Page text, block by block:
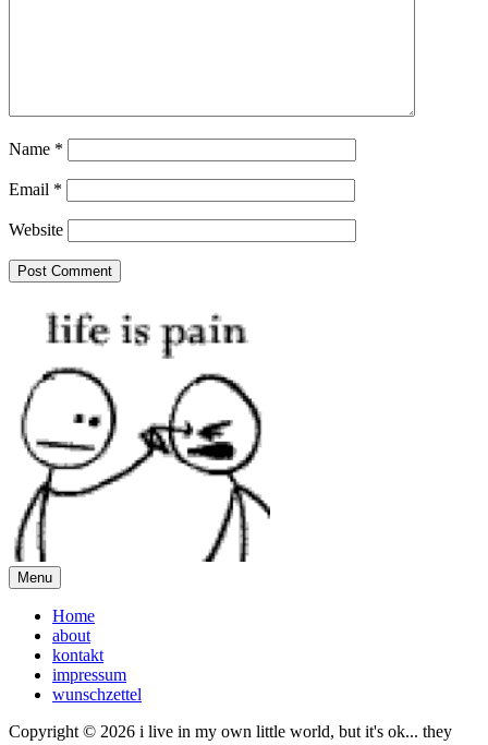
Name *
Email *
Website
Menu
Home
about
kontakt
impressum
wunschzettel
Copyright © 2026 i live in my own little world, but it's ok... they